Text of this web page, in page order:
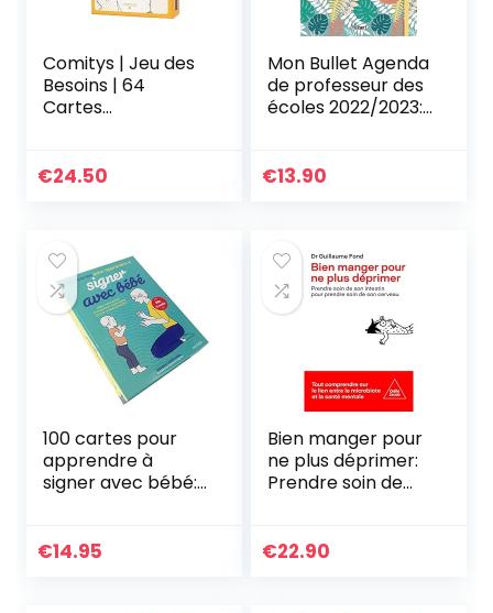
Comitys | Jeu des
Besoins | 64
Cartes
Outil Pédagogique
Besoins | Coaching,
Formations,
Thérapie, Écoles
€24.50
Mon Bullet Agenda
de professeur des
écoles 2022/2023:
prends soin de moi
€13.90
100 cartes pour
apprendre à
signer avec bébé:
même d’avoir
€14.95
Bien manger pour
ne plus déprimer:
Prendre soin de
son cerveau
€22.90